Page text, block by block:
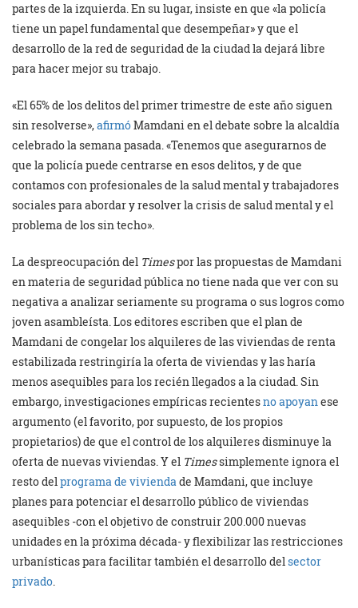
partes de la izquierda. En su lugar, insiste en que «la policía
tiene un papel fundamental que desempeñar» y que el
desarrollo de la red de seguridad de la ciudad la dejará libre
para hacer mejor su trabajo.
«El 65% de los delitos del primer trimestre de este año siguen
sin resolverse»,afirmóMamdani en el debate sobre la alcaldía
celebrado la semana pasada. «Tenemos que asegurarnos de
que la policía puede centrarse en esos delitos, y de que
contamos con profesionales de la salud mental y trabajadores
sociales para abordar y resolver la crisis de salud mental y el
problema de los sin techo».
La despreocupación del Timespor las propuestas de Mamdani
en materia de seguridad pública no tiene nada que ver con su
negativa a analizar seriamente su programa o sus logros como
joven asambleísta. Los editores escriben que el plan de
Mamdani de congelar los alquileres de las viviendas de renta
estabilizada restringiría la oferta de viviendas y las haría
menos asequibles para los recién llegados a la ciudad. Sin
embargo, investigaciones empíricas recientesno apoyanese
argumento (el favorito, por supuesto, de los propios
propietarios) de que el control de los alquileres disminuye la
oferta de nuevas viviendas. Y el Timessimplemente ignora el
resto delprograma de viviendade Mamdani, que incluye
planes para potenciar el desarrollo público de viviendas
asequibles -con el objetivo de construir 200.000 nuevas
unidades en la próxima década- y flexibilizar las restricciones
urbanísticas para facilitar también el desarrollo delsector
privado.